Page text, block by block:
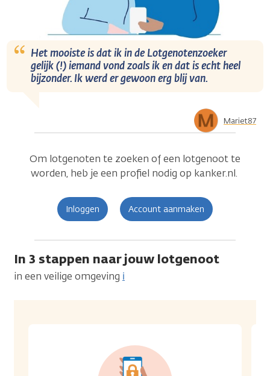
Het mooiste is dat ik in de Lotgenotenzoeker
gelijk (!) iemand vond zoals ik en dat is echt heel
bijzonder. Ik werd er gewoon erg blij van.
Mariet87
Om lotgenoten te zoeken of een lotgenoot te
worden, heb je een profiel nodig op kanker.nl.
Inloggen Account aanmaken
In 3 stappen naar jouw lotgenoot
in een veilige omgeving ℹ️